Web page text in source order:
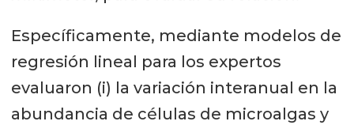
Específicamente, mediante modelos de
regresión lineal para los expertos
evaluaron (i) la variación interanual en la
abundancia de células de microalgas y